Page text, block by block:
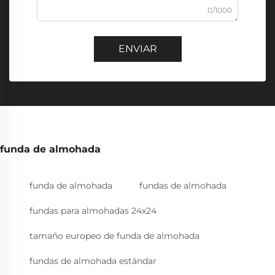
0/1000
ENVIAR
funda de almohada
funda de almohada fundas de almohada
fundas para almohadas 24x24
tamaño europeo de funda de almohada
fundas de almohada estándar